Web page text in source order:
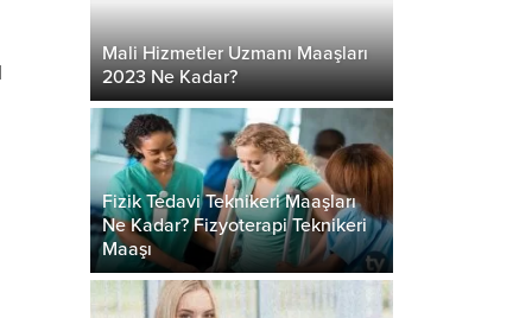
Mali Hizmetler Uzmanı Maaşları
2023 Ne Kadar?
Fizik Tedavi Teknikeri Maaşları
Ne Kadar? Fizyoterapi Teknikeri
Maaşı